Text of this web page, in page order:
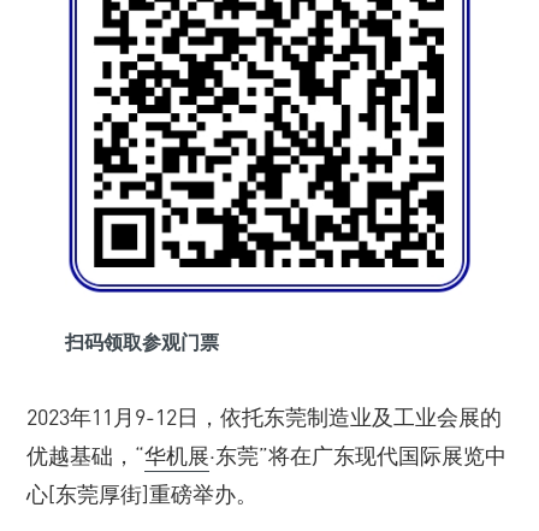
扫码领取参观门票
2023年11月9-12日，依托东莞制造业及工业会展的
优越基础，“华机展·东莞”将在广东现代国际展览中
心[东莞厚街]重磅举办。